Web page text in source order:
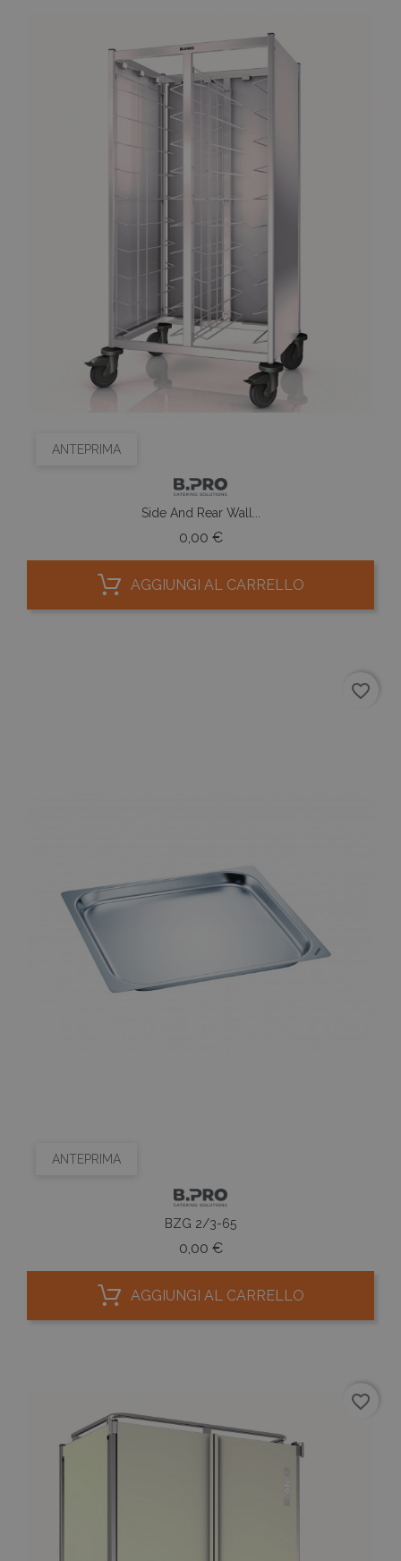
ANTEPRIMA
Side And Rear Wall...
0,00 €Prezzo
AGGIUNGI AL CARRELLO
ANTEPRIMA
BZG 2/3-65
0,00 €Prezzo
AGGIUNGI AL CARRELLO
favorite_border
favorite_border